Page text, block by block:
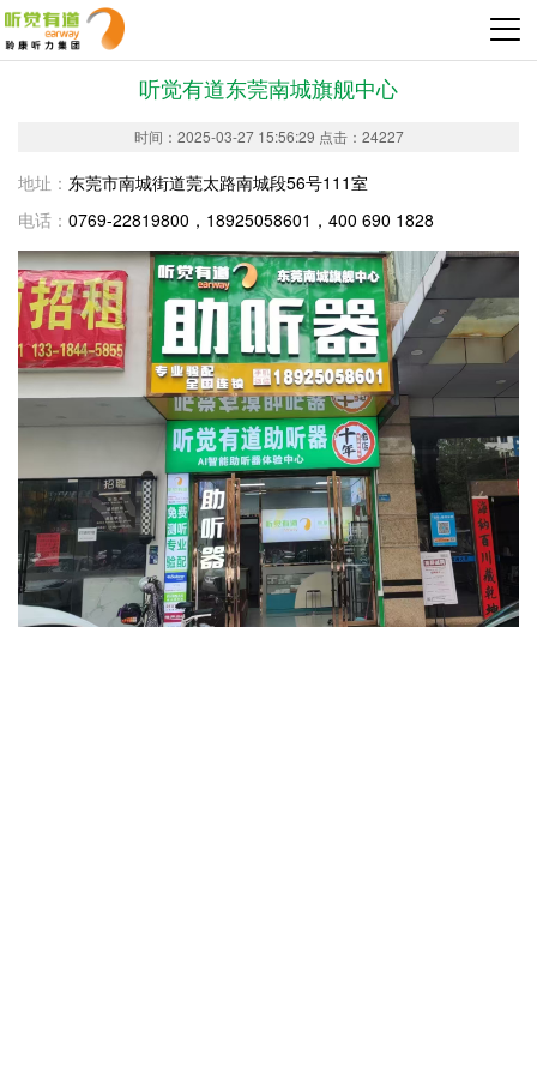
听觉有道东莞南城旗舰中心
时间：2025-03-27 15:56:29 点击：24227
地址： 东莞市南城街道莞太路南城段56号111室
电话： 0769-22819800，18925058601，400 690 1828